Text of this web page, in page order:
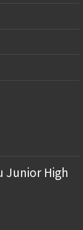
Junior High